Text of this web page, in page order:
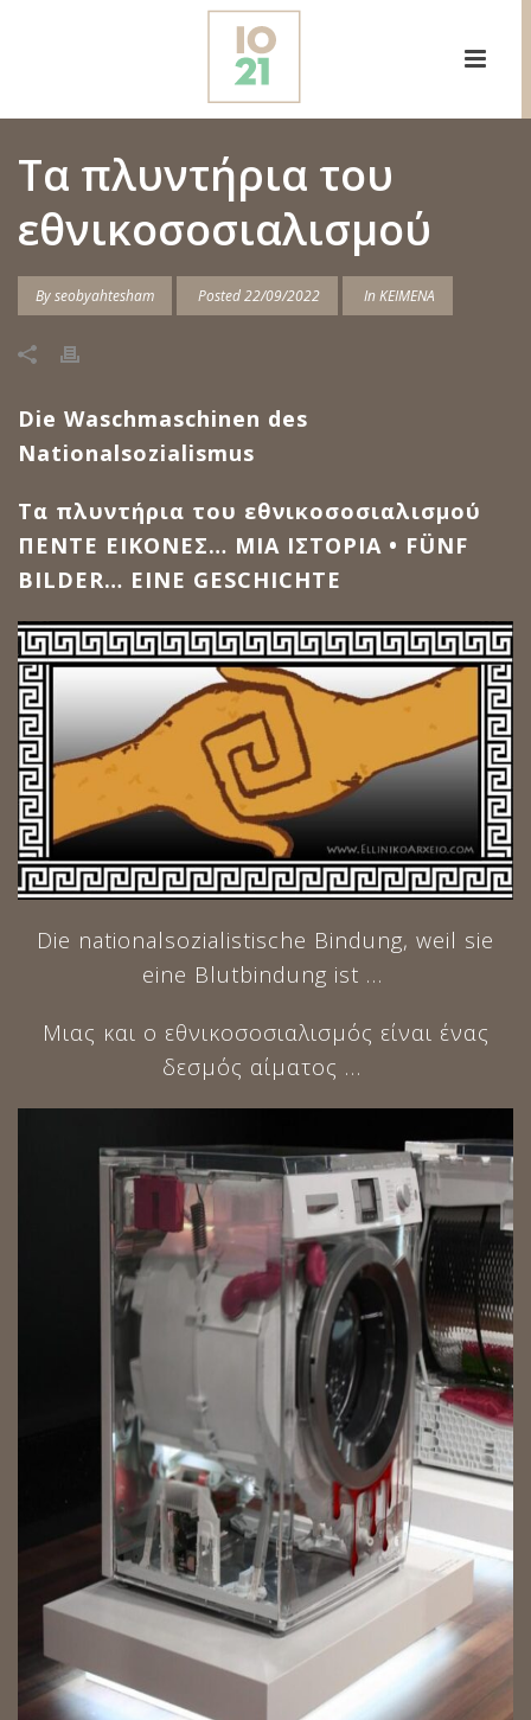
Τα πλυντήρια του
εθνικοσοσιαλισμού
Byseobyahtesham Posted22/09/2022 InΚΕΙΜΕΝΑ
Die Waschmaschinen des
Nationalsozialismus
Τα πλυντήρια του εθνικοσοσιαλισμού
ΠΕΝΤΕ ΕΙΚΟΝΕΣ… ΜΙΑ ΙΣΤΟΡΙΑ • FÜNF
BILDER… EINE GESCHICHTE
Die nationalsozialistische Bindung, weil sie
eine Blutbindung ist …
Μιας και ο εθνικοσοσιαλισμός είναι ένας
δεσμός αίματος …